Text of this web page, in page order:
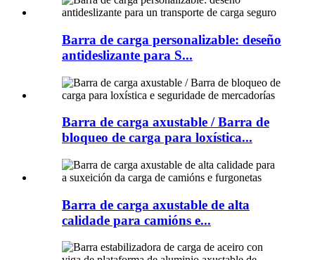
Barra de carga personalizable: deseño
antideslizante para S...
Barra de carga axustable / Barra de
bloqueo de carga para loxística...
Barra de carga axustable de alta
calidade para camións e...